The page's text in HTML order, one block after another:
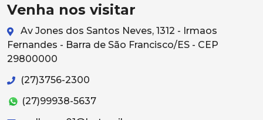
Venha nos visitar
Av Jones dos Santos Neves, 1312 - Irmaos
Fernandes - Barra de São Francisco/ES - CEP
29800000
(27)3756-2300
(27)99938-5637